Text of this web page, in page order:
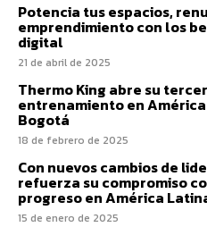
Potencia tus espacios,
emprendimiento con los
digital
21 de abril de 2025
Thermo King abre su
entrenamiento en
Bogotá
18 de febrero de 2025
Con nuevos cambios de
refuerza su compromiso
progreso en América
15 de enero de 2025